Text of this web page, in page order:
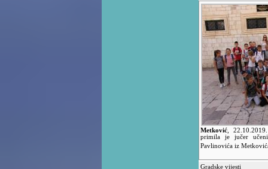
Metković
primila je jučer
Pavlinovića iz
Gradske vijesti